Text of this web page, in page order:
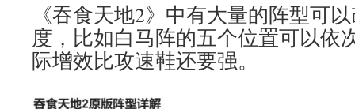
《吞食天地2》中有大量的阵型可
度，比如白马阵的五个位置可以依
际增效比攻速鞋还要强。